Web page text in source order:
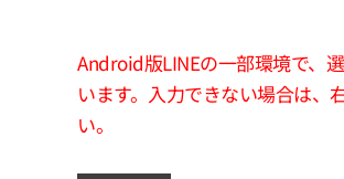
Android版LINEの一部環境で、
います。入力できない場合は、
い。